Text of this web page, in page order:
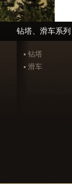
钻塔、滑车系列
钻塔
滑车